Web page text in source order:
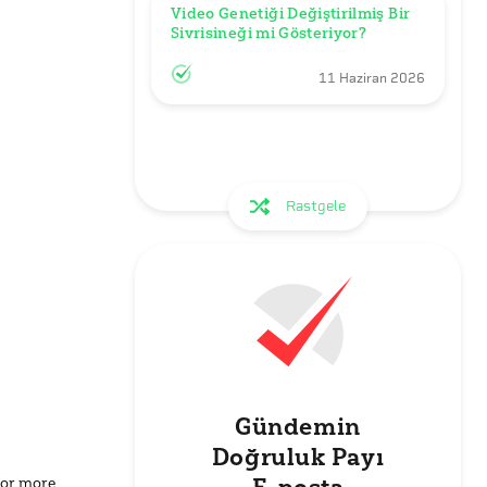
more
Video Genetiği Değiştirilmiş Bir
Sivrisineği mi Gösteriyor?
11 Haziran 2026
Rastgele
Gündemin
Doğruluk Payı